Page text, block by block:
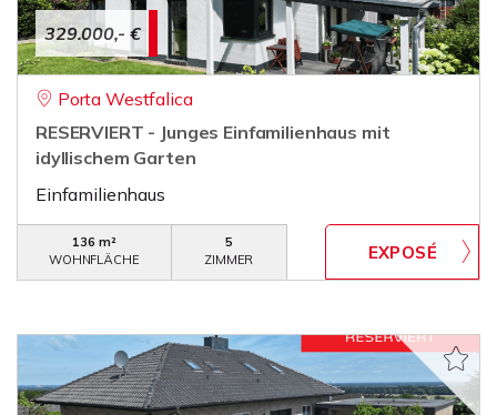
329.000,- €
Porta Westfalica
RESERVIERT - Junges Einfamilienhaus mit
idyllischem Garten
Einfamilienhaus
136 m²
WOHNFLÄCHE
5
ZIMMER